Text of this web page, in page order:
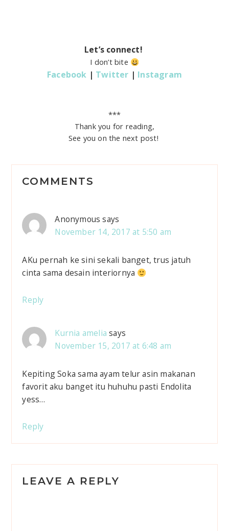
Let’s connect!
I don’t bite
Facebook | Twitter | Instagram
***
Thank you for reading,
See you on the next post!
R
d
e
t
i
COMMENTS
Anonymous says
November 14, 2017 at 5:50 am
AKu pernah ke sini sekali banget, trus jatuh
cinta sama desain interiornya
Reply
Kurnia amelia says
November 15, 2017 at 6:48 am
Kepiting Soka sama ayam telur asin makanan
favorit aku banget itu huhuhu pasti Endolita
yess…
Reply
LEAVE A REPLY